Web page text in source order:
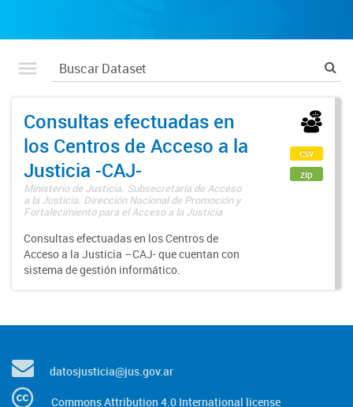
Consultas efectuadas en
los Centros de Acceso a la
Justicia -CAJ-
Ministerio de Justicia. Subsecretaría de Acceso
a la Justicia. Dirección Nacional de Promoción y
Fortalecimiento para el Acceso a la Justicia
Consultas efectuadas en los Centros de
Acceso a la Justicia –CAJ- que cuentan con
sistema de gestión informático.
csv
zip
datosjusticia@jus.gov.ar
Commons Attribution 4.0 International license